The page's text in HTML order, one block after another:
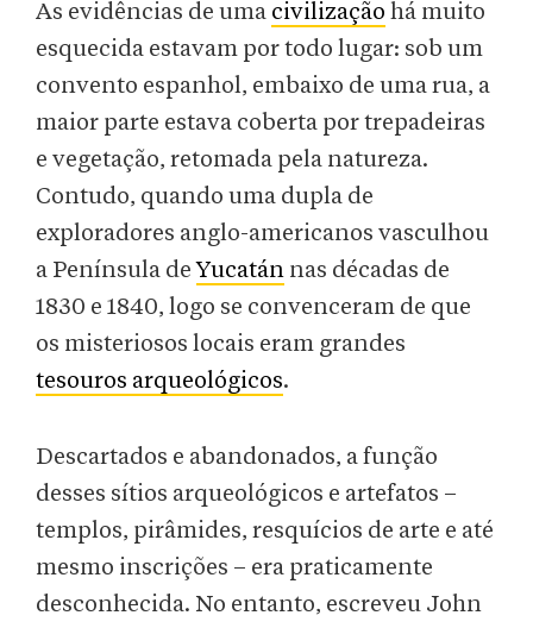
As evidências de uma civilização há muito
esquecida estavam por todo lugar: sob um
convento espanhol, embaixo de uma rua, a
maior parte estava coberta por trepadeiras
e vegetação, retomada pela natureza.
Contudo, quando uma dupla de
exploradores anglo-americanos vasculhou
a Península deYucatán nas décadas de
1830 e 1840, logo se convenceram de que
os misteriosos locais eram grandes
tesouros arqueológicos.
Descartados e abandonados, a função
desses sítios arqueológicos e artefatos –
templos, pirâmides, resquícios de arte e até
mesmo inscrições – era praticamente
desconhecida. No entanto, escreveu John